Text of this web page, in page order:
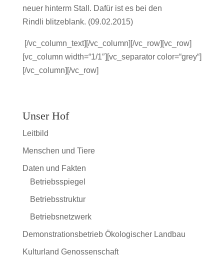
neuer hinterm Stall. Dafür ist es bei den
Rindli blitzeblank. (09.02.2015)
[/vc_column_text][/vc_column][/vc_row][vc_row]
[vc_column width=“1/1″][vc_separator color=“grey“]
[/vc_column][/vc_row]
Unser Hof
Leitbild
Menschen und Tiere
Daten und Fakten
Betriebsspiegel
Betriebsstruktur
Betriebsnetzwerk
Demonstrationsbetrieb Ökologischer Landbau
Kulturland Genossenschaft